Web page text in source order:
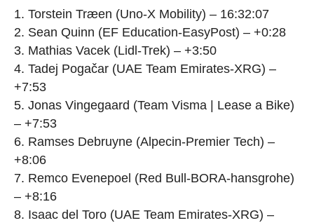
1. Torstein Træen (Uno-X Mobility) – 16:32:07
2. Sean Quinn (EF Education-EasyPost) – +0:28
3. Mathias Vacek (Lidl-Trek) – +3:50
4. Tadej Pogačar (UAE Team Emirates-XRG) –
+7:53
5. Jonas Vingegaard (Team Visma | Lease a Bike)
– +7:53
6. Ramses Debruyne (Alpecin-Premier Tech) –
+8:06
7. Remco Evenepoel (Red Bull-BORA-hansgrohe)
– +8:16
8. Isaac del Toro (UAE Team Emirates-XRG) –